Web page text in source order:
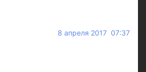
8 апреля 2017 07:37